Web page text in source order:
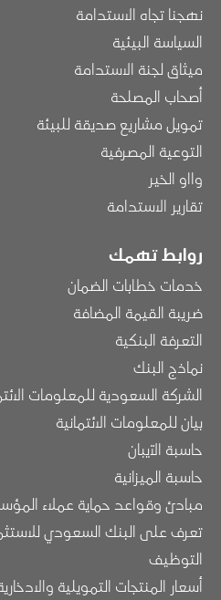
نهجنا تجاه الاستدامة
السياسة البيئية
ميثاق لجنة الاستدامة
أصحاب المصلحة
تمويل مشاريع صديقة للبيئة
التوعية المصرفية
وااو الخير
تقارير الاستدامة
روابط تهمك
خدمات خطابات الضمان
ضريبة القيمة المضافة
التعرفة البنكية
نماذج البنك
الشركة السعودية للمعلومات
بيان للمعلومات الائتمانية
حاسبة الآيبان
حاسبة الميزانية
مبادئ وقواعد حماية عملاء
تعرف على البنك السعودي
التوظيف
أسعار المنتجات التمويلية